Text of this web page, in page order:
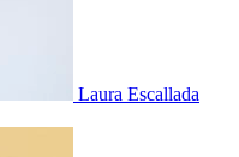
Laura Escallada